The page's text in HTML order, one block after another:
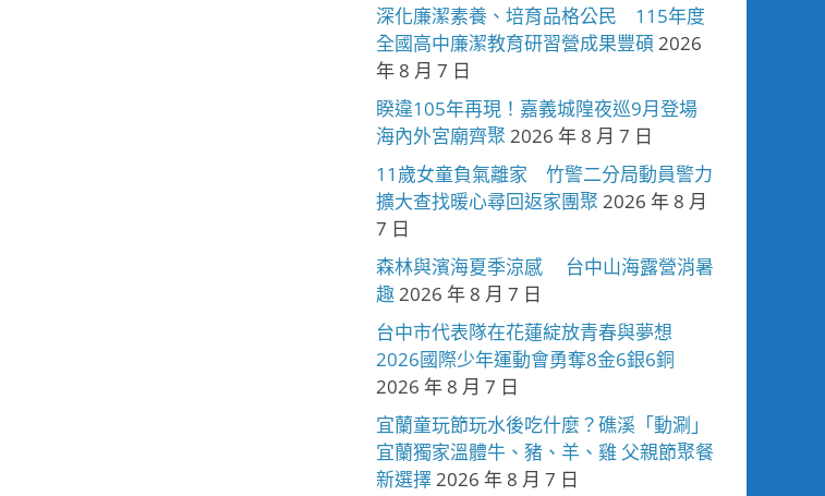
深化廉潔素養、培育品格公民 115年度
全國高中廉潔教育研習營成果豐碩 2026
年 8 月 7 日
睽違105年再現！嘉義城隍夜巡9月登場
海內外宮廟齊聚 2026 年 8 月 7 日
11歲女童負氣離家 竹警二分局動員警力
擴大查找暖心尋回返家團聚 2026 年 8 月
7 日
森林與濱海夏季涼感 台中山海露營消暑
趣2026 年 8 月 7 日
台中市代表隊在花蓮綻放青春與夢想
2026國際少年運動會勇奪8金6銀6銅
2026 年 8 月 7 日
宜蘭童玩節玩水後吃什麼？礁溪「動涮」
宜蘭獨家溫體牛、豬、羊、雞 父親節聚餐
新選擇2026 年 8 月 7 日